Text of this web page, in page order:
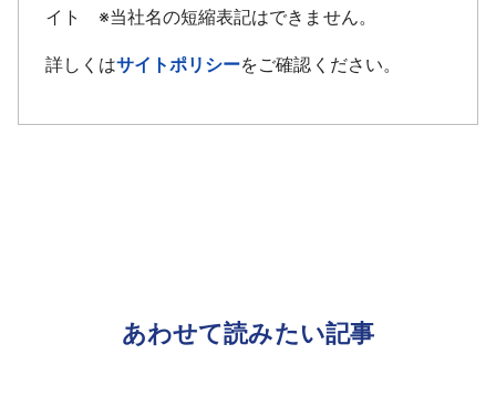
イト ※当社名の短縮表記はできません。
詳しくはサイトポリシーをご確認ください。
あわせて読みたい記事